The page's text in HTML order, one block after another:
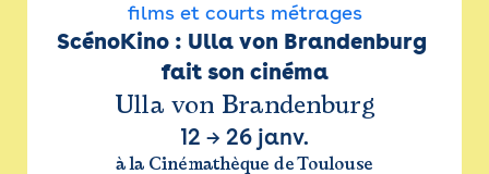
films et courts métrages
ScénoKino : Ulla von Brandenburg
fait son cinéma
Ulla von Brandenburg
12 → 26 janv.
à la Cinémathèque de Toulouse